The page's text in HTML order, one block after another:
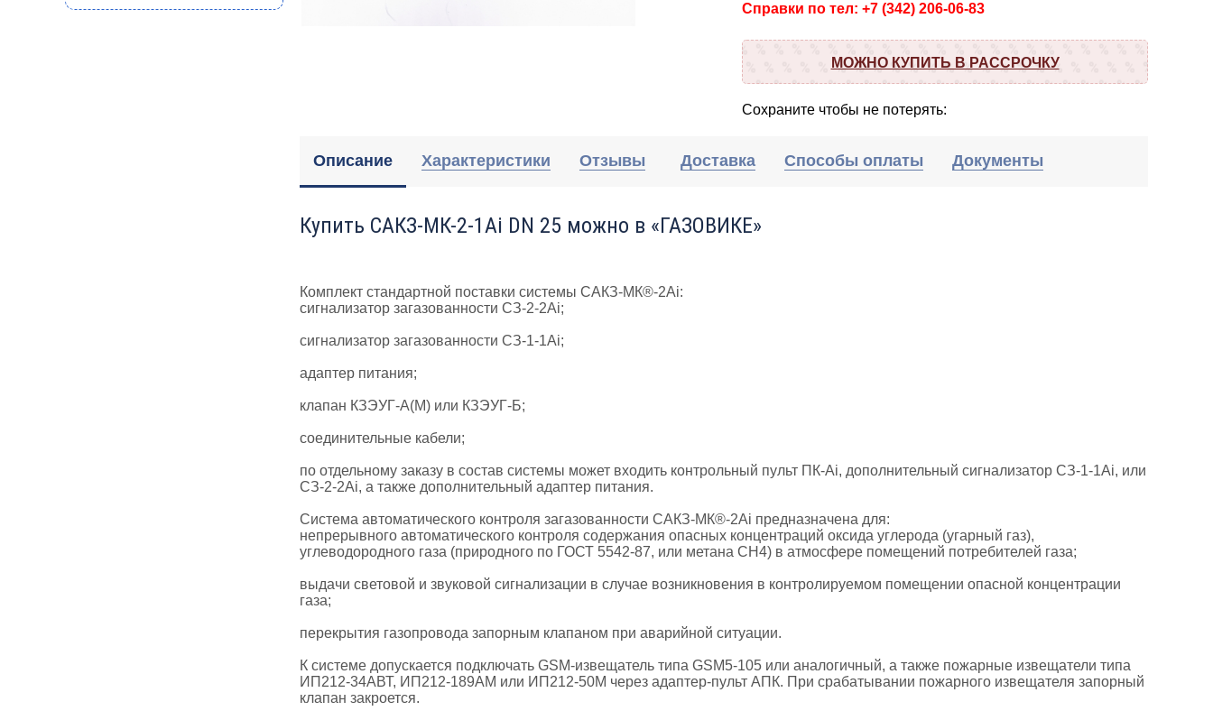
Справки по тел: +7 (342) 206-06-83
МОЖНО КУПИТЬ В РАССРОЧКУ
Сохраните чтобы не потерять:
Описание Характеристики Отзывы Доставка Способы оплаты Документы
Купить САКЗ-МК-2-1Аi DN 25 можно в «ГАЗОВИКЕ»
Комплект стандартной поставки системы САКЗ-МК®-2Аi:
сигнализатор загазованности СЗ-2-2Аi;
сигнализатор загазованности СЗ-1-1Аi;
адаптер питания;
клапан КЗЭУГ-А(М) или КЗЭУГ-Б;
соединительные кабели;
по отдельному заказу в состав системы может входить контрольный пульт ПК-Аi, дополнительный сигнализатор СЗ-1-1Аi, или
СЗ-2-2Аi, а также дополнительный адаптер питания.
Система автоматического контроля загазованности САКЗ-МК®-2Аi предназначена для:
непрерывного автоматического контроля содержания опасных концентраций оксида углерода (угарный газ),
углеводородного газа (природного по ГОСТ 5542-87, или метана СН4) в атмосфере помещений потребителей газа;
выдачи световой и звуковой сигнализации в случае возникновения в контролируемом помещении опасной концентрации
газа;
перекрытия газопровода запорным клапаном при аварийной ситуации.
К системе допускается подключать GSM-извещатель типа GSM5-105 или аналогичный, а также пожарные извещатели типа
ИП212-34АВТ, ИП212-189АМ или ИП212-50М через адаптер-пульт АПК. При срабатывании пожарного извещателя запорный
клапан закроется.